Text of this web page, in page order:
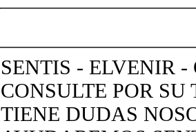
SENTIS - ELVENIR -
CONSULTE POR
TIENE DUDAS